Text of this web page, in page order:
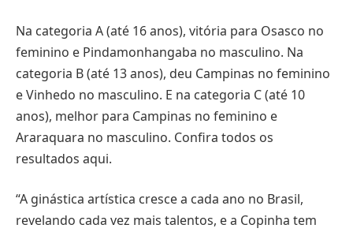
Na categoria A (até 16 anos), vitória para Osasco no
feminino e Pindamonhangaba no masculino. Na
categoria B (até 13 anos), deu Campinas no feminino
e Vinhedo no masculino. E na categoria C (até 10
anos), melhor para Campinas no feminino e
Araraquara no masculino. Confira todos os
resultados aqui.
“A ginástica artística cresce a cada ano no Brasil,
revelando cada vez mais talentos, e a Copinha tem